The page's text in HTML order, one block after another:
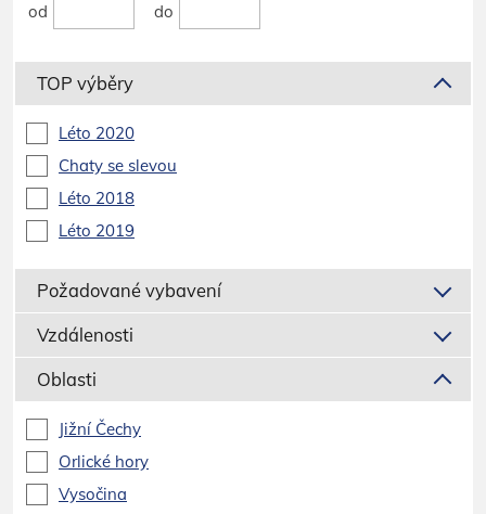
od
do
TOP výběry
Léto 2020
Chaty se slevou
Léto 2018
Léto 2019
Požadované vybavení
Vzdálenosti
Oblasti
Jižní Čechy
Orlické hory
Vysočina